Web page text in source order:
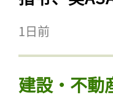
1日前
建設・不動